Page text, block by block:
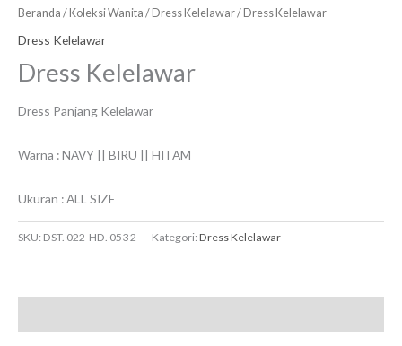
Beranda /Koleksi Wanita /Dress Kelelawar/ Dress Kelelawar
Dress Kelelawar
Dress Kelelawar
Dress Panjang Kelelawar
Warna : NAVY || BIRU || HITAM
Ukuran : ALL SIZE
SKU: DST. 022-HD. 053 2 Kategori:Dress Kelelawar